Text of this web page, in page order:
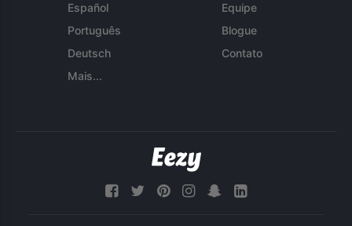
Español
Português
Deutsch
Mais...
Equipe
Blogue
Contato